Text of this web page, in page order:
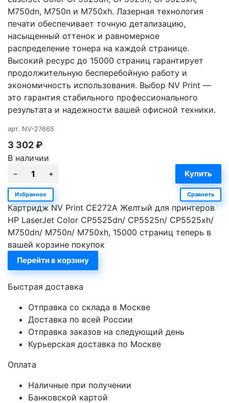
M750dn, M750n и M750xh. Лазерная технология
печати обеспечивает точную детализацию,
насыщенный оттенок и равномерное
распределение тонера на каждой странице.
Высокий ресурс до 15000 страниц гарантирует
продолжительную бесперебойную работу и
экономичность использования. Выбор NV Print —
это гарантия стабильного профессионального
результата и надежности вашей офисной техники.
арт. NV-27665
3 302₽
В наличии
Избранное Сравнить
Картридж NV Print CE272A Желтый для принтеров
HP LaserJet Color CP5525dn/ CP5525n/ CP5525xh/
M750dn/ M750n/ M750xh, 15000 страниц теперь в
вашей корзине покупок
Перейти в корзину
Быстрая доставка
Отправка со склада в Москве
Доставка по всей России
Отправка заказов на следующий день
Курьерская доставка по Москве
Оплата
Наличные при получении
Банковской картой